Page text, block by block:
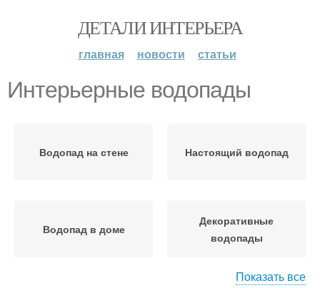
ДЕТАЛИ ИНТЕРЬЕРА
главная новости статьи
Интерьерные водопады
Водопад на стене Настоящий водопад
Водопад в доме
Декоративные
водопады
Показать все